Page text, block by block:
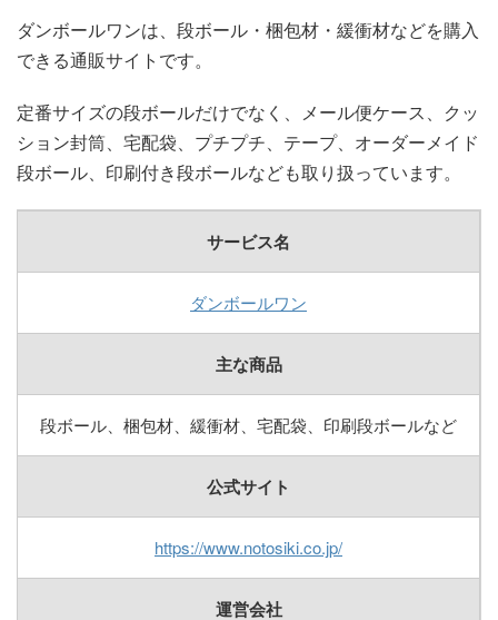
ダンボールワンは、段ボール・梱包材・緩衝材などを購入
できる通販サイトです。
定番サイズの段ボールだけでなく、メール便ケース、クッ
ション封筒、宅配袋、プチプチ、テープ、オーダーメイド
段ボール、印刷付き段ボールなども取り扱っています。
サービス名
ダンボールワン
主な商品
段ボール、梱包材、緩衝材、宅配袋、印刷段ボールなど
公式サイト
https://www.notosiki.co.jp/
運営会社